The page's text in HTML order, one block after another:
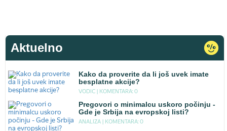
Aktuelno
Kako da proverite da li još uvek imate
besplatne akcije?
VODIC | KOMENTARA: 0
Pregovori o minimalcu uskoro počinju -
Gde je Srbija na evropskoj listi?
ANALIZA | KOMENTARA: 0